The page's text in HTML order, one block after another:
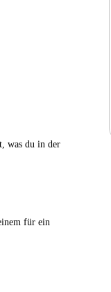
was du in der
für ein